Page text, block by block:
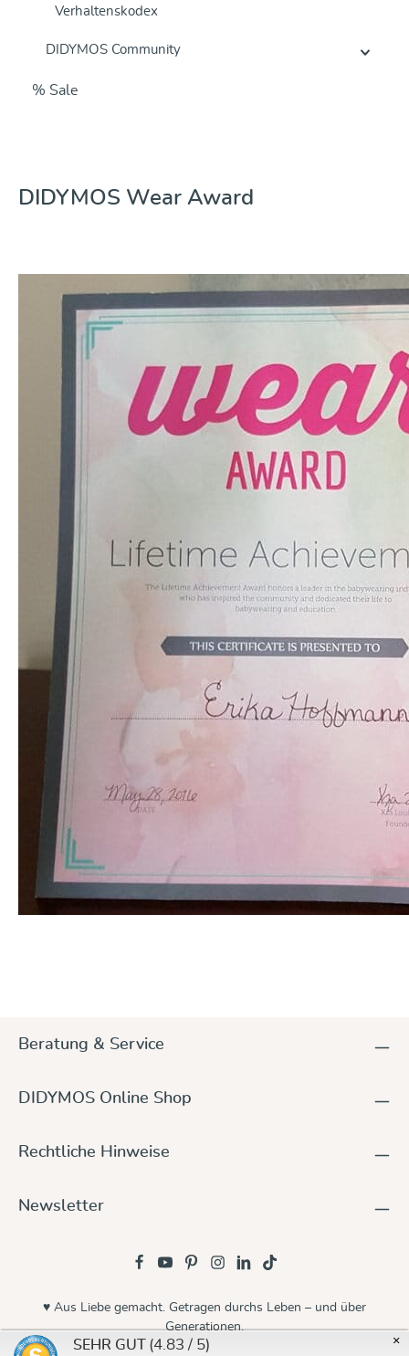
Verhaltenskodex
DIDYMOS Community
% Sale
DIDYMOS Wear Award
Beratung & Service
DIDYMOS Online Shop
Rechtliche Hinweise
Newsletter
♥ Aus Liebe gemacht. Getragen durchs Leben – und über
Generationen.
×
SEHR GUT (4.83 / 5)